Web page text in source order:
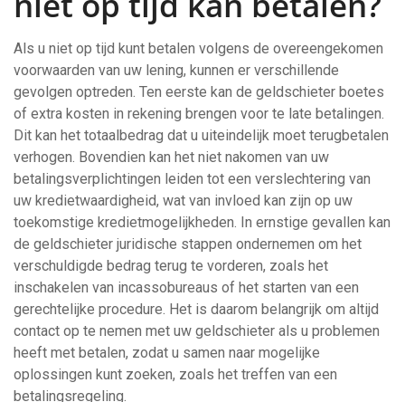
Als u niet op tijd kunt betalen volgens de overeengekomen
voorwaarden van uw lening, kunnen er verschillende
gevolgen optreden. Ten eerste kan de geldschieter boetes
of extra kosten in rekening brengen voor te late betalingen.
Dit kan het totaalbedrag dat u uiteindelijk moet terugbetalen
verhogen. Bovendien kan het niet nakomen van uw
betalingsverplichtingen leiden tot een verslechtering van
uw kredietwaardigheid, wat van invloed kan zijn op uw
toekomstige kredietmogelijkheden. In ernstige gevallen kan
de geldschieter juridische stappen ondernemen om het
verschuldigde bedrag terug te vorderen, zoals het
inschakelen van incassobureaus of het starten van een
gerechtelijke procedure. Het is daarom belangrijk om altijd
contact op te nemen met uw geldschieter als u problemen
heeft met betalen, zodat u samen naar mogelijke
oplossingen kunt zoeken, zoals het treffen van een
betalingsregeling.